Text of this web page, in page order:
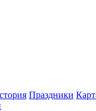
Праздники